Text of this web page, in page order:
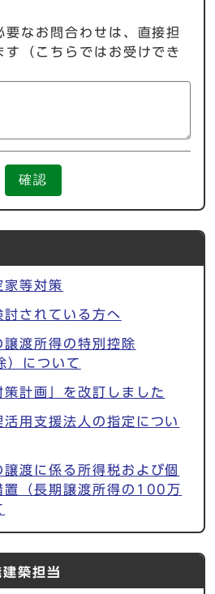
要なお問合わせは、直接担
す（こちらではお受けでき
確認
家等対策
討されている方へ
渡所得の特別控除
）について
策計画」を改訂しました
用支援法人の指定につい
渡に係る所得税および個
置（長期譲渡所得の100万
築担当